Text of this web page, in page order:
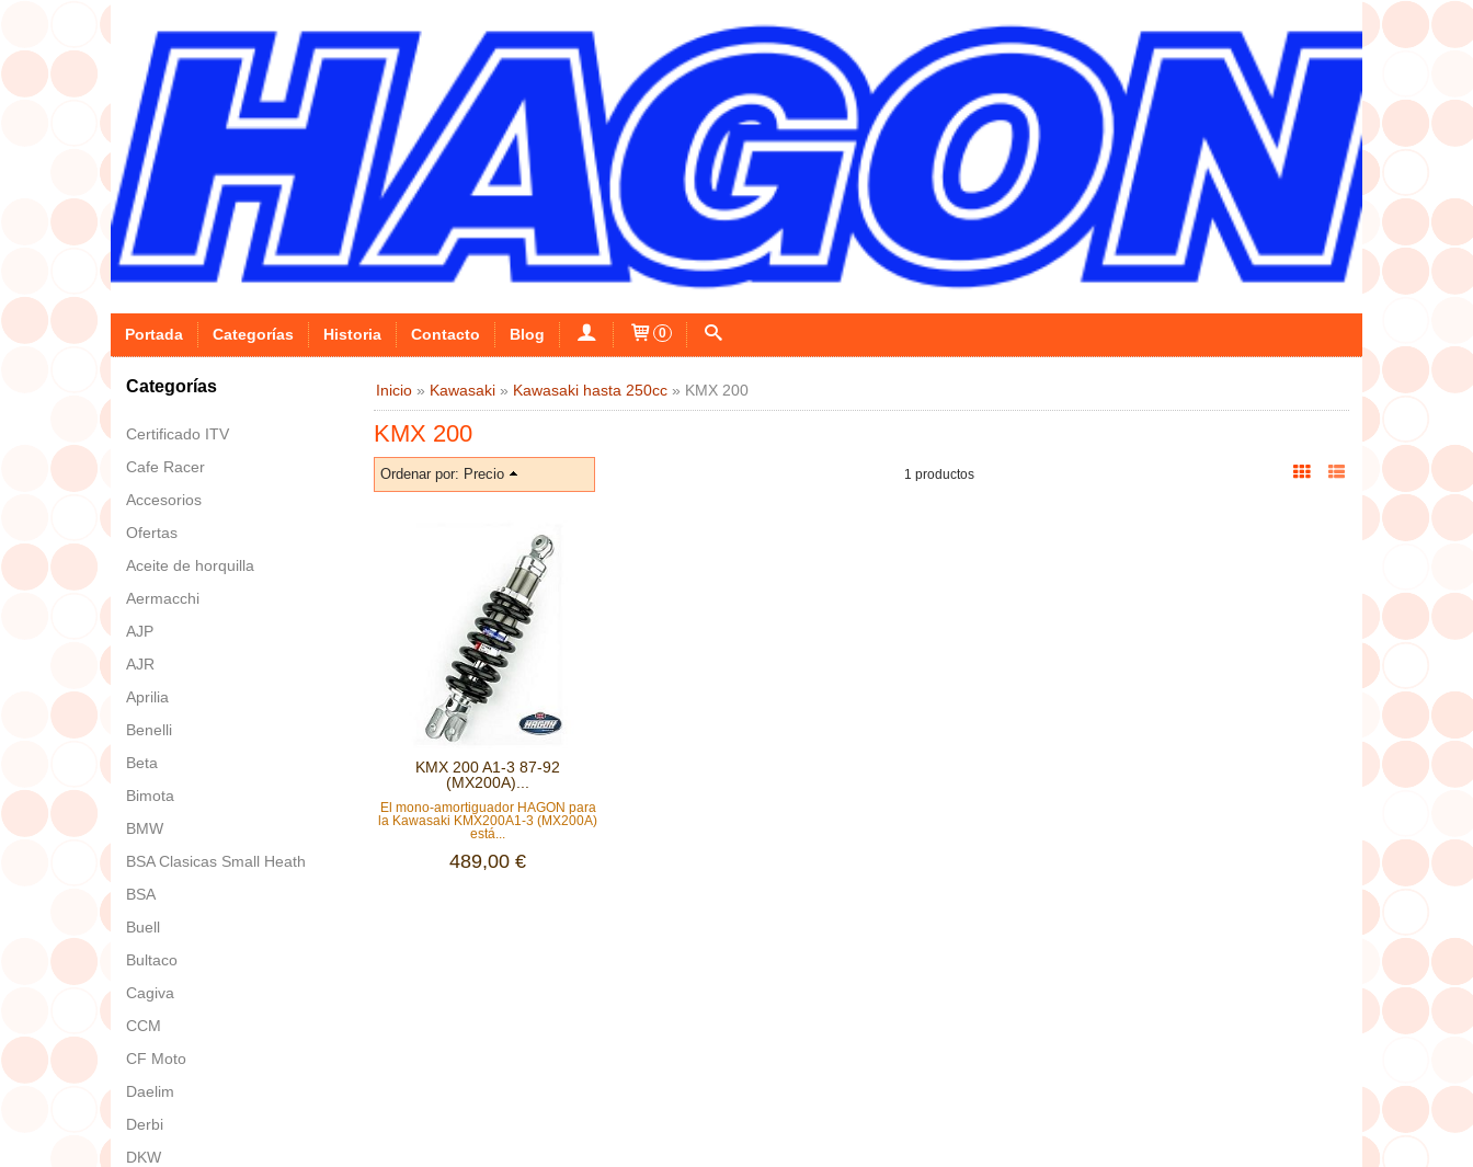
Portada Categorías Historia Contacto Blog 0
Categorías
Certificado ITV
Cafe Racer
Accesorios
Ofertas
Aceite de horquilla
Aermacchi
AJP
AJR
Aprilia
Benelli
Beta
Bimota
BMW
BSA Clasicas Small Heath
BSA
Buell
Bultaco
Cagiva
CCM
CF Moto
Daelim
Derbi
DKW
Inicio» Kawasaki» Kawasaki hasta 250cc» KMX 200
KMX 200
Ordenar por: Precio 1 productos
KMX 200 A1-3 87-92
(MX200A)...
El mono-amortiguador HAGON para
la Kawasaki KMX200A1-3 (MX200A)
está...
489,00 €